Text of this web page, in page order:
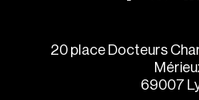
20 place Docteurs
69007